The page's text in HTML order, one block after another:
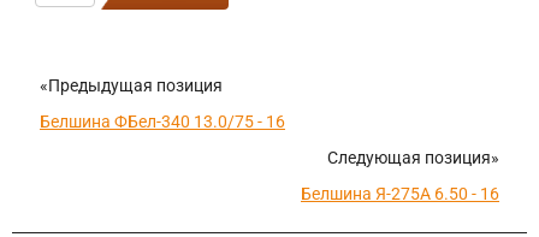
«Предыдущая позиция
Белшина ФБел-340 13.0/75 - 16
Следующая позиция»
Белшина Я-275А 6.50 - 16